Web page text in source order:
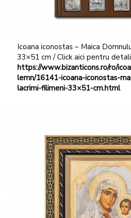
Icoana iconostas – Maica
33×51 cm / Click aici pentru
https://www.bizanticons.ro/ro/
lemn/16141-icoana-iconostas-
lacrimi-filimeni-33×51-cm.html